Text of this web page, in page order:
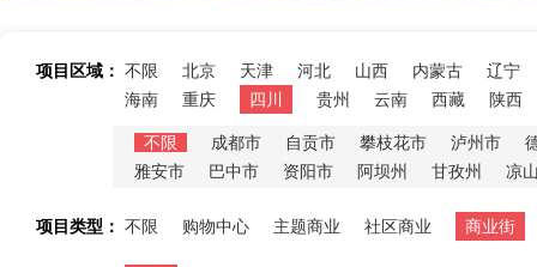
项目区域： 不限 北京 天津 河北 山西 内蒙古
辽宁
海南
重庆 四川 贵州 云南 西藏 陕西
不限 成都市 自贡市 攀枝花市 泸州市
雅安市
巴中市 资阳市 阿坝州 甘孜州 凉
项目类型： 不限 购物中心 主题商业 社区商业 商业街